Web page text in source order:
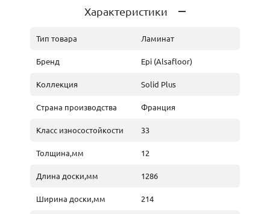
Характеристики
Тип товара Ламинат
Бренд Epi (Alsafloor)
Коллекция Solid Plus
Страна производства Франция
Класс износостойкости 33
Толщина,мм 12
Длина доски,мм 1286
Ширина доски,мм 214